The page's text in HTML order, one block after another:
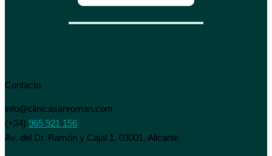
Contacto
info@clinicasanroman.com
(+34) 965 921 156
Av. del Dr. Ramón y Cajal 1. 03001, Alicante